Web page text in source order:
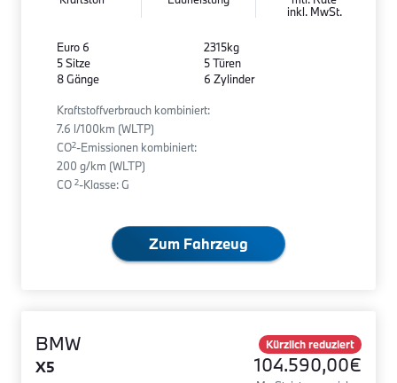
inkl. MwSt.
Euro 6
5 Sitze
8 Gänge
2315kg
5 Türen
6 Zylinder
Kraftstoffverbrauch kombiniert:
7.6 l/100km (WLTP)
CO2-Emissionen kombiniert:
200 g/km (WLTP)
CO 2-Klasse: G
Zum Fahrzeug
BMW
X5
Kürzlich reduziert
104.590,00€